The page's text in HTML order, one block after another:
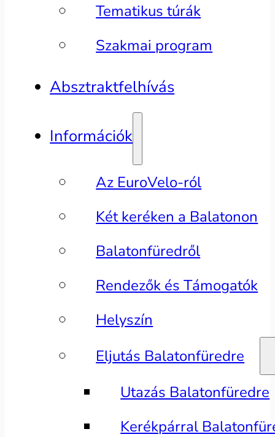
Tematikus túrák
Szakmai program
Absztraktfelhívás
Információk
Az EuroVelo-ról
Két keréken a Balatonon
Balatonfüredről
Rendezők és Támogatók
Helyszín
Eljutás Balatonfüredre
Utazás Balatonfüredre
Kerékpárral